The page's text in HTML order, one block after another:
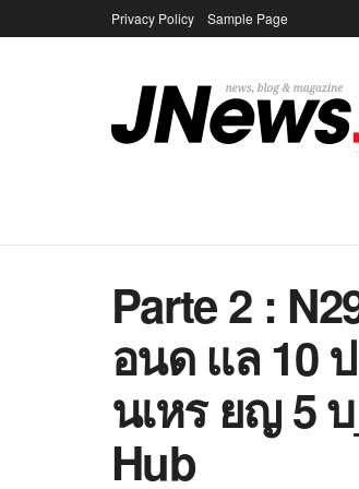
Privacy Policy Sample Page
Parte 2 :
อนด แล 10
นเหร ยญ 5
Hub